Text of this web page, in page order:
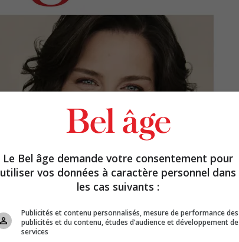
Le Bel âge demande votre consentement pour
utiliser vos données à caractère personnel dans
les cas suivants :
Publicités et contenu personnalisés, mesure de performance des
publicités et du contenu, études d’audience et développement de
services